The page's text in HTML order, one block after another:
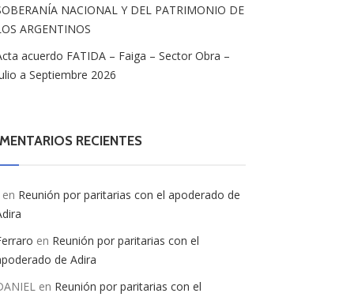
NACIONAL Y DEL PATRIMONIO DE
ARGENTINOS
acuerdo FATIDA – Faiga – Sector Obra –
a Septiembre 2026
RECIENTES
en Reunión por paritarias con el apoderado de
en Reunión por paritarias con el
de Adira
en Reunión por paritarias con el